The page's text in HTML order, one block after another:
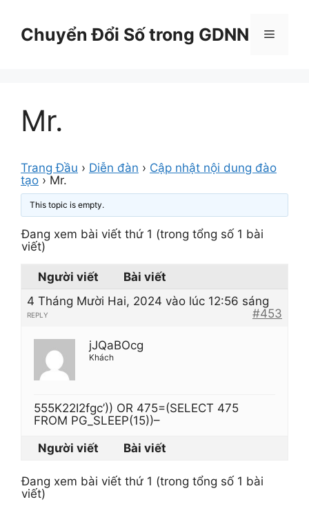
Chuyển Đổi Số trong GDNN Menu
Mr.
Trang Đầu › Diễn đàn › Cập nhật nội dung đào
tạo › Mr.
This topic is empty.
Đang xem bài viết thứ 1 (trong tổng số 1 bài
viết)
Người viết
Bài viết
4 Tháng Mười Hai, 2024 vào lúc 12:56 sáng
#453
REPLY
jJQaBOcg
Khách
555K22I2fgc’)) OR 475=(SELECT 475
FROM PG_SLEEP(15))–
Người viết
Bài viết
Đang xem bài viết thứ 1 (trong tổng số 1 bài
viết)